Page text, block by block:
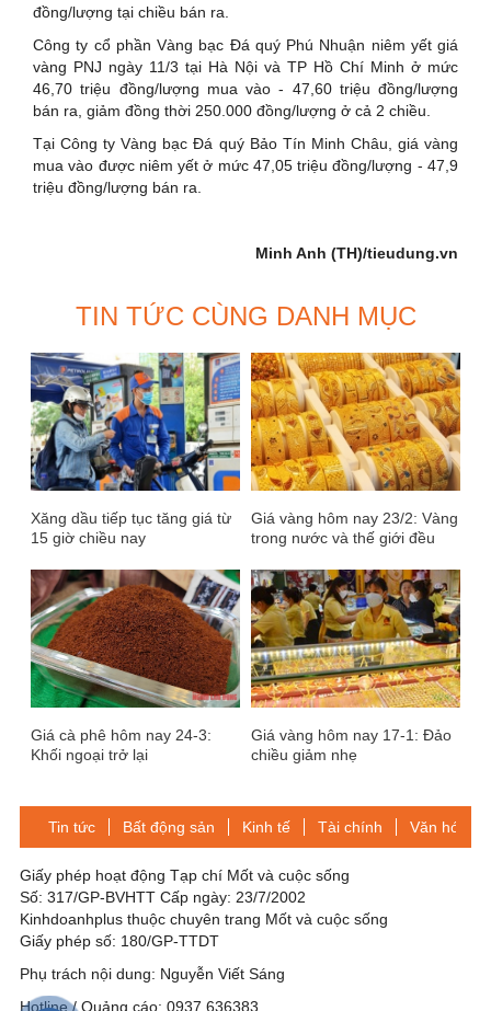
đồng/lượng tại chiều bán ra.
Công ty cổ phần Vàng bạc Đá quý Phú Nhuận niêm yết giá
vàng PNJ ngày 11/3 tại Hà Nội và TP Hồ Chí Minh ở mức
46,70 triệu đồng/lượng mua vào - 47,60 triệu đồng/lượng
bán ra, giảm đồng thời 250.000 đồng/lượng ở cả 2 chiều.
Tại Công ty Vàng bạc Đá quý Bảo Tín Minh Châu, giá vàng
mua vào được niêm yết ở mức 47,05 triệu đồng/lượng - 47,9
triệu đồng/lượng bán ra.
Minh Anh (TH)/tieudung.vn
TIN TỨC CÙNG DANH MỤC
Xăng dầu tiếp tục tăng giá từ
15 giờ chiều nay
Giá vàng hôm nay 23/2: Vàng
trong nước và thế giới đều
Giá cà phê hôm nay 24-3:
Khối ngoại trở lại
Giá vàng hôm nay 17-1: Đảo
chiều giảm nhẹ
Tin tức Bất động sản Kinh tế Tài chính Văn hóa-
Giấy phép hoạt động Tạp chí Mốt và cuộc sống
Số: 317/GP-BVHTT Cấp ngày: 23/7/2002
Kinhdoanhplus thuộc chuyên trang Mốt và cuộc sống
Giấy phép số: 180/GP-TTDT
Phụ trách nội dung: Nguyễn Viết Sáng
Hotline / Quảng cáo: 0937 636383